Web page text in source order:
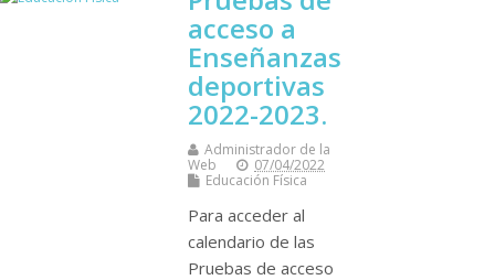
acceso a
Enseñanzas
deportivas
2022-2023.
Administrador de la
Web
07/04/2022
Educación Física
Para acceder al
calendario de las
Pruebas de acceso